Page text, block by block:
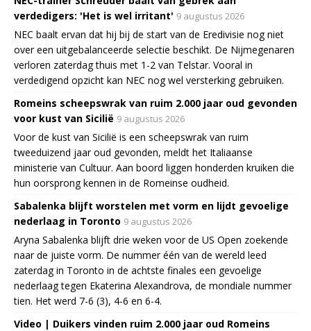
verdedigers: 'Het is wel irritant' 9 augustus 2026
NEC baalt ervan dat hij bij de start van de Eredivisie nog niet
over een uitgebalanceerde selectie beschikt. De Nijmegenaren
verloren zaterdag thuis met 1-2 van Telstar. Vooral in
verdedigend opzicht kan NEC nog wel versterking gebruiken.
Romeins scheepswrak van ruim 2.000 jaar oud gevonden
voor kust van Sicilië 9 augustus 2026
Voor de kust van Sicilië is een scheepswrak van ruim
tweeduizend jaar oud gevonden, meldt het Italiaanse
ministerie van Cultuur. Aan boord liggen honderden kruiken die
hun oorsprong kennen in de Romeinse oudheid.
Sabalenka blijft worstelen met vorm en lijdt gevoelige
nederlaag in Toronto 9 augustus 2026
Aryna Sabalenka blijft drie weken voor de US Open zoekende
naar de juiste vorm. De nummer één van de wereld leed
zaterdag in Toronto in de achtste finales een gevoelige
nederlaag tegen Ekaterina Alexandrova, de mondiale nummer
tien. Het werd 7-6 (3), 4-6 en 6-4.
Video | Duikers vinden ruim 2.000 jaar oud Romeins